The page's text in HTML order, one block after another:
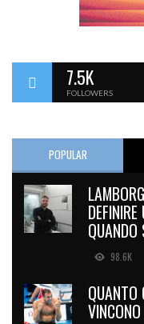
7.5K
FOLLOWERS
POPULAR
QUANDO
98.6K
QUANTO